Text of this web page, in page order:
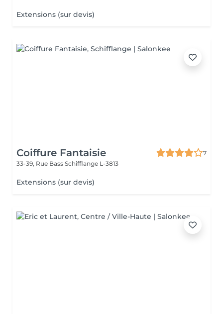
Extensions (sur devis)
Coiffure Fantaisie
7
33-39, Rue Bass Schifflange L-3813
Extensions (sur devis)